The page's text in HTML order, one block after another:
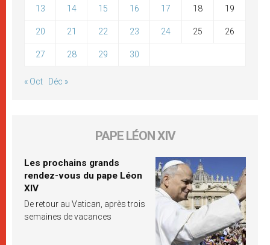
13 14 15 16 17 18 19
20 21 22 23 24 25 26
27 28 29 30
« Oct Déc »
PAPE LÉON XIV
Les prochains grands
rendez-vous du pape Léon
XIV
De retour au Vatican, après trois
semaines de vacances